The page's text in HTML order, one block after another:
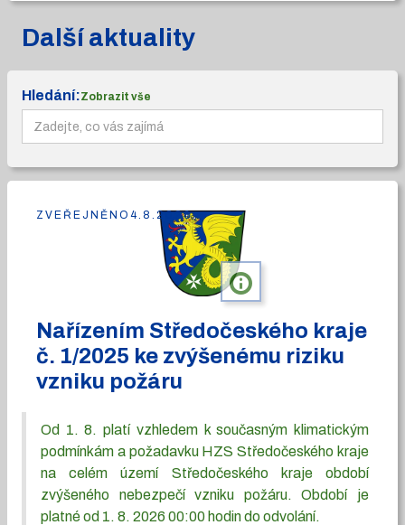
Další aktuality
Hledání:Zobrazit vše
info
Nařízením Středočeského kraje
č. 1/2025 ke zvýšenému riziku
vzniku požáru
Od 1. 8. platí vzhledem k současným klimatickým
podmínkám a požadavku HZS Středočeského kraje
na celém území Středočeského kraje období
zvýšeného nebezpečí vzniku požáru. Období je
platné od 1. 8. 2026 00:00 hodin do odvolání.
ZVEŘEJNĚNO 4.8.2026